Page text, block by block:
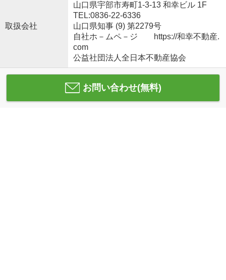
取扱会社
山口県宇部市寿町1-3-13 和幸ビル 1F
TEL:0836-22-6336
山口県知事 (9) 第2279号
自社ホ－ムペ－ジ https://和幸不動産.
com
公益社団法人全日本不動産協会
お問い合わせ(無料)